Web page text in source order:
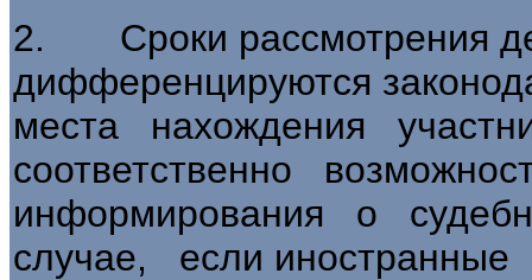
2. Сроки рассмотрения
дифференцируются
места нахождения
соответственно
информирования о
случае, если